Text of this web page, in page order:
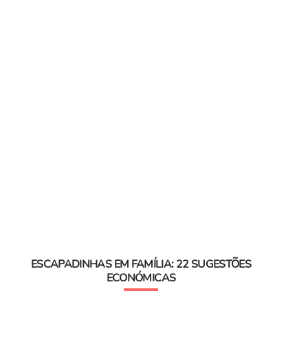
ESCAPADINHAS EM FAMÍLIA: 22 SUGESTÕES
ECONÓMICAS